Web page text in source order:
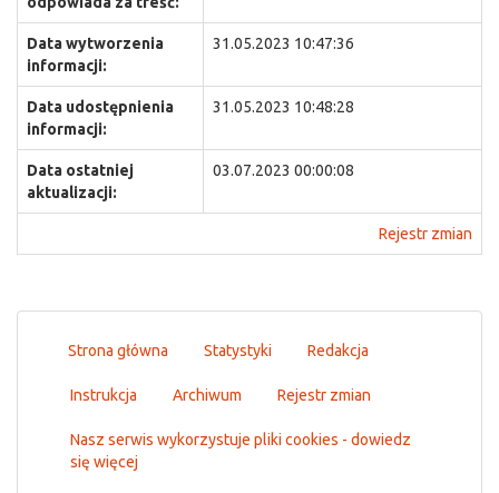
Data wytworzenia
informacji:
31.05.2023 10:47:36
Data udostępnienia
informacji:
31.05.2023 10:48:28
Data ostatniej
aktualizacji:
03.07.2023 00:00:08
Rejestr zmian
Strona główna Statystyki Redakcja
Instrukcja Archiwum Rejestr zmian
Nasz serwis wykorzystuje pliki cookies - dowiedz
się więcej